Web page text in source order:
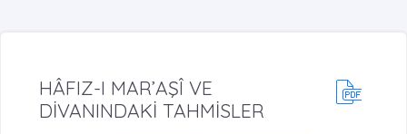
HÂFIZ-I MAR’AŞÎ VE
DİVANINDAKİ TAHMİSLER